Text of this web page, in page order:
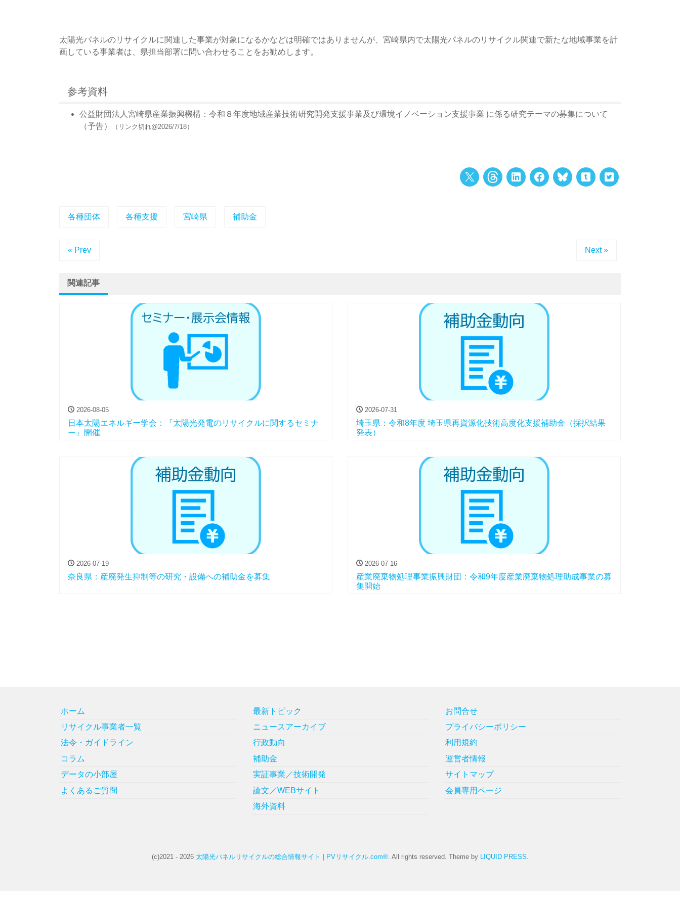
太陽光パネルのリサイクルに関連した事業が対象になるかなどは明確ではありませんが、宮崎県内で太陽光パネルのリサイクル関連で新たな地域事業を計
画している事業者は、県担当部署に問い合わせることをお勧めします。
参考資料
公益財団法人宮崎県産業振興機構：令和８年度地域産業技術研究開発支援事業及び環境イノベーション支援事業 に係る研究テーマの募集について
（予告）
（リンク切れ@2026/7/18）
各種団体 各種支援 宮崎県 補助金
« Prev Next »
関連記事
2026-08-05
日本太陽エネルギー学会：『太陽光発電のリサイクルに関するセミナ
ー』開催
2026-07-31
埼玉県：令和8年度 埼玉県再資源化技術高度化支援補助金（採択結果
発表）
2026-07-19
奈良県：産廃発生抑制等の研究・設備への補助金を募集
2026-07-16
産業廃棄物処理事業振興財団：令和9年度産業廃棄物処理助成事業の募
集開始
ホーム
リサイクル事業者一覧
法令・ガイドライン
コラム
データの小部屋
よくあるご質問
最新トピック
ニュースアーカイブ
行政動向
補助金
実証事業／技術開発
論文／WEBサイト
海外資料
お問合せ
プライバシーポリシー
利用規約
運営者情報
サイトマップ
会員専用ページ
(c)2021 - 2026 太陽光パネルリサイクルの総合情報サイト | PVリサイクル.com®. All rights reserved. Theme by LIQUID PRESS.